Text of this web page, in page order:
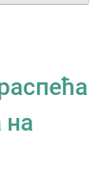
на